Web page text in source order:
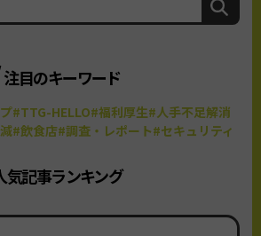
注目のキーワード
#TTG-HELLO#福利厚生#人手不足解消
#飲食店#調査・レポート#セキュリティ
気記事ランキング